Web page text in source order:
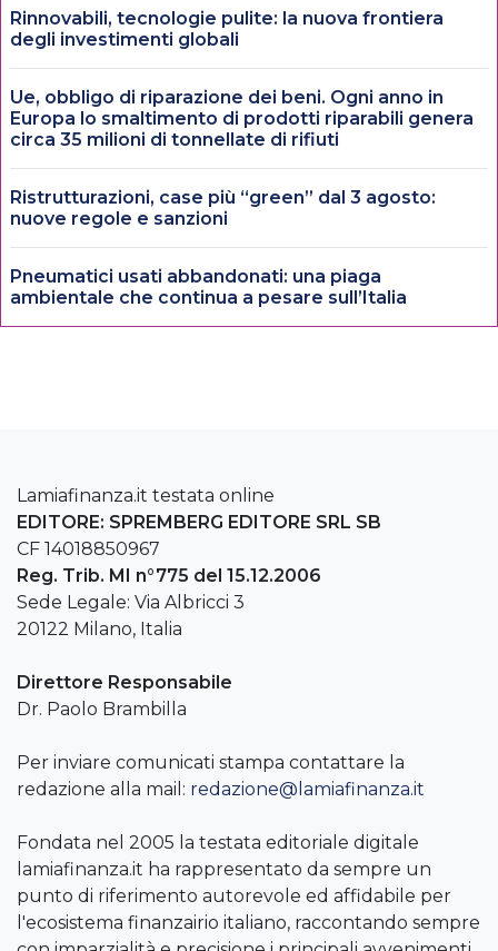
Rinnovabili, tecnologie pulite: la nuova frontiera
degli investimenti globali
Ue, obbligo di riparazione dei beni. Ogni anno in
Europa lo smaltimento di prodotti riparabili genera
circa 35 milioni di tonnellate di rifiuti
Ristrutturazioni, case più “green” dal 3 agosto:
nuove regole e sanzioni
Pneumatici usati abbandonati: una piaga
ambientale che continua a pesare sull’Italia
Lamiafinanza.it testata online
EDITORE: SPREMBERG EDITORE SRL SB
CF 14018850967
Reg. Trib. MI n°775 del 15.12.2006
Sede Legale: Via Albricci 3
20122 Milano, Italia
Direttore Responsabile
Dr. Paolo Brambilla
Per inviare comunicati stampa contattare la
redazione alla mail: redazione@lamiafinanza.it
Fondata nel 2005 la testata editoriale digitale
lamiafinanza.it ha rappresentato da sempre un
punto di riferimento autorevole ed affidabile per
l'ecosistema finanzairio italiano, raccontando sempre